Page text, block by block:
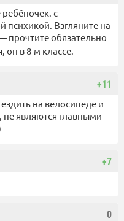
с
психикой. Взгляните на
прочтите обязательно
он в 8-м классе.
+11
на велосипеде и
не являются главными
+7
0